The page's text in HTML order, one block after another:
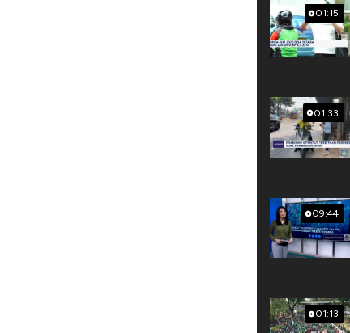
01:15
01:33
09:44
01:13